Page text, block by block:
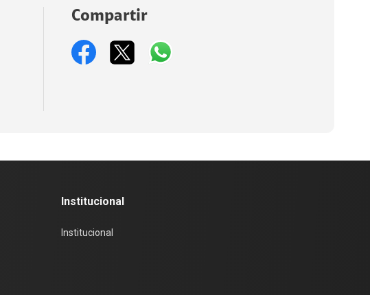
Compartir
Institucional
Institucional